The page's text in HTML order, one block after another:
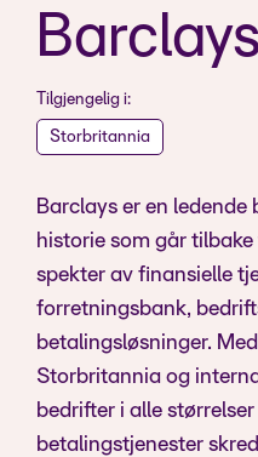
Barclays
Tilgjengelig i:
Storbritannia
Barclays er en
historie som går
spekter av finansielle
forretningsbank,
betalingsløsninger.
Storbritannia og
bedrifter i alle
betalingstjenester